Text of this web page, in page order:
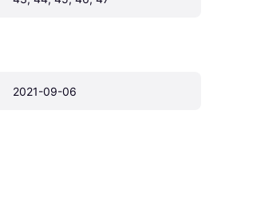
2021-09-06